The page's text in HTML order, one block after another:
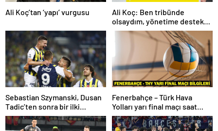
Ali Koç’tan ‘yapı’ vurgusu
Ali Koç: Ben tribünde
olsaydım, yönetime destek
olurdum
Sebastian Szymanski, Dusan
Tadic’ten sonra bir ilki
gerçekleştirecek
Fenerbahçe – Türk Hava
Yolları yarı final maçı saat
kaçta, hangi kanalda? Kupa
Voley dörtlü final heyecanı!